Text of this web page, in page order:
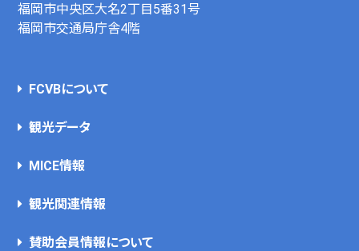
福岡市中央区大名2丁目5番31号
福岡市交通局庁舎4階
FCVBについて
観光データ
MICE情報
観光関連情報
賛助会員情報について